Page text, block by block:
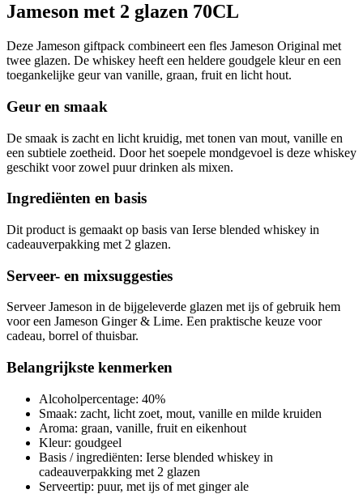
Jameson met 2 glazen 70CL
Deze Jameson giftpack combineert een fles Jameson Original met
twee glazen. De whiskey heeft een heldere goudgele kleur en een
toegankelijke geur van vanille, graan, fruit en licht hout.
Geur en smaak
De smaak is zacht en licht kruidig, met tonen van mout, vanille en
een subtiele zoetheid. Door het soepele mondgevoel is deze whiskey
geschikt voor zowel puur drinken als mixen.
Ingrediënten en basis
Dit product is gemaakt op basis van Ierse blended whiskey in
cadeauverpakking met 2 glazen.
Serveer- en mixsuggesties
Serveer Jameson in de bijgeleverde glazen met ijs of gebruik hem
voor een Jameson Ginger & Lime. Een praktische keuze voor
cadeau, borrel of thuisbar.
Belangrijkste kenmerken
Alcoholpercentage: 40%
Smaak: zacht, licht zoet, mout, vanille en milde kruiden
Aroma: graan, vanille, fruit en eikenhout
Kleur: goudgeel
Basis / ingrediënten: Ierse blended whiskey in
cadeauverpakking met 2 glazen
Serveertip: puur, met ijs of met ginger ale